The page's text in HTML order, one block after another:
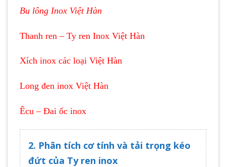
Bu lông Inox Việt Hàn
Thanh ren – Ty ren Inox Việt Hàn
Xích inox các loại Việt Hàn
Long đen inox Việt Hàn
Êcu – Đai ốc inox
2. Phân tích cơ tính và tải trọng kéo
đứt của Ty ren inox